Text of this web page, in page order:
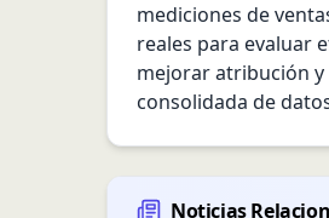
mediciones de
reales para evaluar
mejorar atribución
consolidada de
Noticias